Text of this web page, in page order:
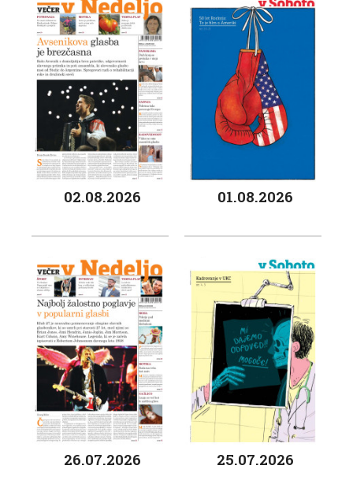
02.08.2026 01.08.2026
26.07.2026 25.07.2026